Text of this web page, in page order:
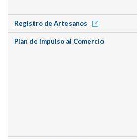
Registro de Artesanos
Plan de Impulso al Comercio